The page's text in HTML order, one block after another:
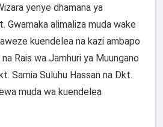
yenye dhamana ya
Gwamaka alimaliza muda wake
kuendelea na kazi ambapo
Rais wa Jamhuri ya Muungano
Samia Suluhu Hassan na Dkt.
muda wa kuendelea